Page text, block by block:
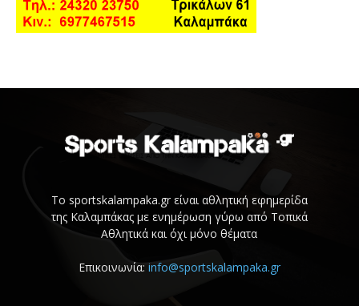
Το sportskalampaka.gr είναι αθλητική εφημερίδα
της Καλαμπάκας με ενημέρωση γύρω από Τοπικά
Αθλητικά και όχι μόνο θέματα
Επικοινωνία: info@sportskalampaka.gr